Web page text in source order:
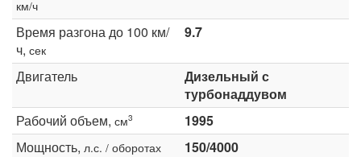
км/ч
Время разгона до 100 км/
ч, сек
9.7
Двигатель
Дизельный с
турбонаддувом
Рабочий объем, см3
1995
Мощность, л.с. / оборотах
150/4000